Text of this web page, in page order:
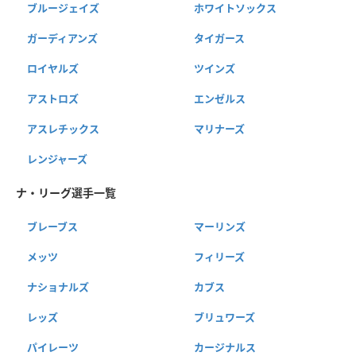
ブルージェイズ ホワイトソックス
ガーディアンズ タイガース
ロイヤルズ ツインズ
アストロズ エンゼルス
アスレチックス マリナーズ
レンジャーズ
ナ・リーグ選手一覧
ブレーブス マーリンズ
メッツ フィリーズ
ナショナルズ カブス
レッズ ブリュワーズ
パイレーツ カージナルス